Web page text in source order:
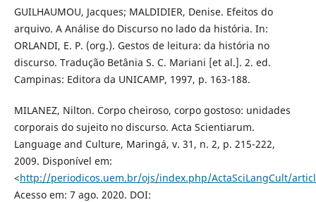
GUILHAUMOU, Jacques; MALDIDIER, Denise. Efeitos do
arquivo. A Análise do Discurso no lado da história. In:
ORLANDI, E. P. (org.). Gestos de leitura: da história no
discurso. Tradução Betânia S. C. Mariani [et al.]. 2. ed.
Campinas: Editora da UNICAMP, 1997, p. 163-188.
MILANEZ, Nilton. Corpo cheiroso, corpo gostoso: unidades
corporais do sujeito no discurso. Acta Scientiarum.
Language and Culture, Maringá, v. 31, n. 2, p. 215-222,
2009. Disponível em:
<http://periodicos.uem.br/ojs/index.php/ActaSciLangCult/
Acesso em: 7 ago. 2020. DOI: